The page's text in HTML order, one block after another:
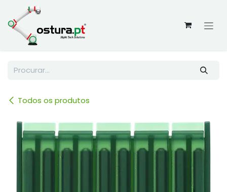
Skip to Content
Todos os produtos